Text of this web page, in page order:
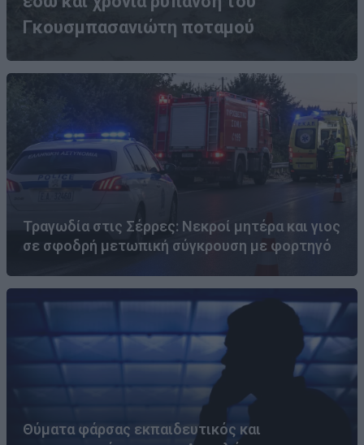
Γκουσμπασανιώτη ποταμού
Τραγωδία στις Σέρρες: Νεκροί μητέρα και γιος
σε σφοδρή μετωπική σύγκρουση με φορτηγό
Θύματα φάρσας εκπαιδευτικός και